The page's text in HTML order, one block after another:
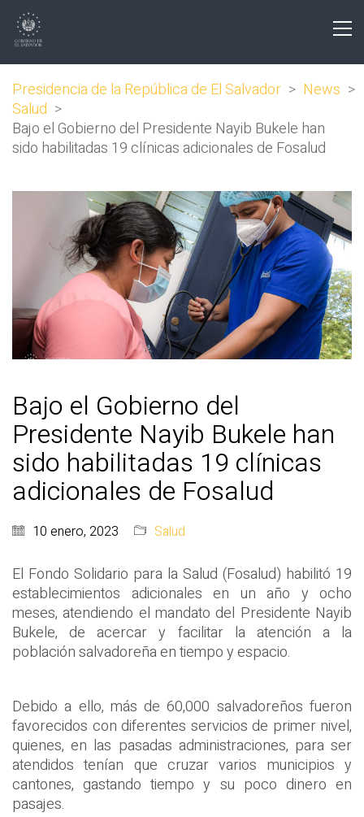
Presidencia de la República de El Salvador > News >
Salud >
Bajo el Gobierno del Presidente Nayib Bukele han
sido habilitadas 19 clínicas adicionales de Fosalud
Bajo el Gobierno del
Presidente Nayib Bukele han
sido habilitadas 19 clínicas
adicionales de Fosalud
10 enero, 2023 Salud
El Fondo Solidario para la Salud (Fosalud) habilitó 19
establecimientos adicionales en un año y ocho
meses, atendiendo el mandato del Presidente Nayib
Bukele, de acercar y facilitar la atención a la
población salvadoreña en tiempo y espacio.
Debido a ello, más de 60,000 salvadoreños fueron
favorecidos con diferentes servicios de primer nivel,
quienes, en las pasadas administraciones, para ser
atendidos tenían que cruzar varios municipios y
cantones, gastando tiempo y su poco dinero en
pasajes.